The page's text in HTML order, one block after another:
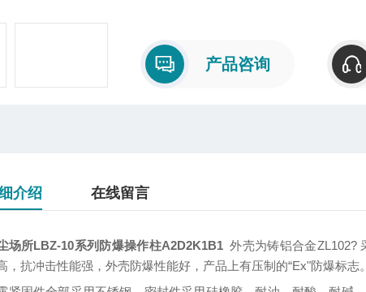
产品咨询
介绍 在线留言
场所LBZ-10系列防爆操作柱A2D2K1B1外壳为铸铝合金ZL102?
，抗冲击性能强，外壳防爆性能好，产品上有压制的“Ex"防爆标志。